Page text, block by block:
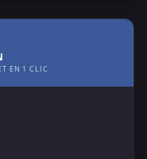
EN 1 CLIC